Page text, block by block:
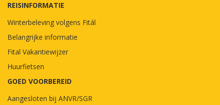
REISINFORMATIE
Winterbeleving volgens Fitál
Belangrijke informatie
Fital Vakantiewijzer
Huurfietsen
GOED VOORBEREID
Aangesloten bij ANVR/SGR